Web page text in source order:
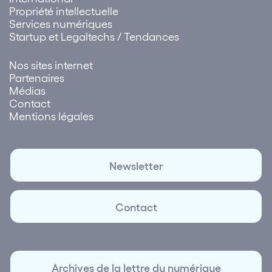
Propriété intellectuelle
Services numériques
Startup et Legaltechs / Tendances
Nos sites internet
Partenaires
Médias
Contact
Mentions légales
Newsletter
Contact
Archives de la lettre du numérique